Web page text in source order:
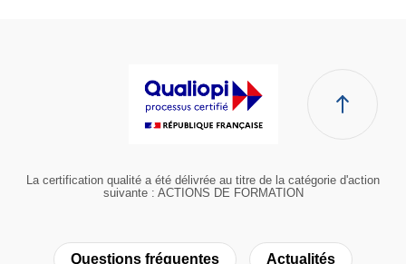
La certification qualité a été délivrée au titre de la catégorie d'action
suivante : ACTIONS DE FORMATION
Questions fréquentes Actualités